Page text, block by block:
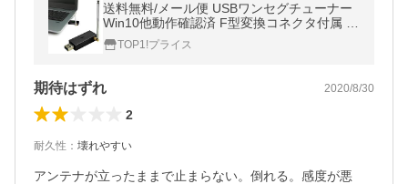
送料無料/メール便 USBワンセグチューナー
Win10他動作確認済 F型変換コネクタ付属 電
子番組表 予約録画 PCでテレビを観る・録る
S◇ チューナー F型付
TOP1!プライス
期待はずれ 2020/8/30
2
耐久性 ： 壊れやすい
アンテナが立ったままで止まらない。倒れる。感度が悪